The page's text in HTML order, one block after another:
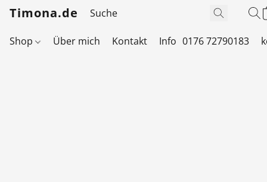
Timona.de
Shop Über mich Kontakt Info 0176 72790183